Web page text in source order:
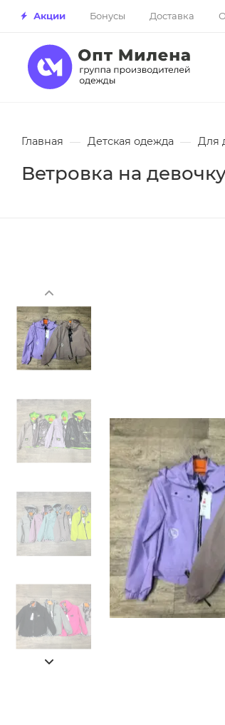
Акции Бонусы Доставка
Главная — Детская одежда — Для
Ветровка на